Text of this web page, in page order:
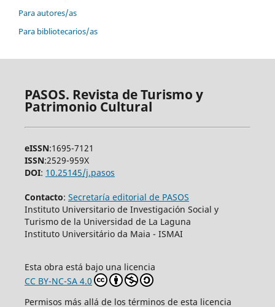
Para autores/as
Para bibliotecarios/as
PASOS. Revista de Turismo y
Patrimonio Cultural
eISSN:1695-7121
ISSN:2529-959X
DOI: 10.25145/j.pasos
Contacto: Secretaría editorial de PASOS
Instituto Universitario de Investigación Social y
Turismo de la Universidad de La Laguna
Instituto Universitário da Maia - ISMAI
Esta obra está bajo una licencia
CC BY-NC-SA 4.0
Permisos más allá de los términos de esta licencia